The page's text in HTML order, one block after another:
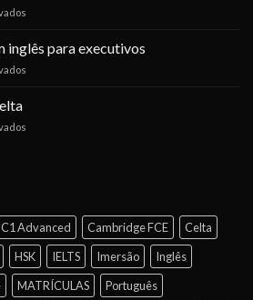
barreira
os
certificados
inglês para executivos
C1 Advanced Cambridge FCE
Celta
HSK IELTS Imersão
Inglês
MATRÍCULAS
Português